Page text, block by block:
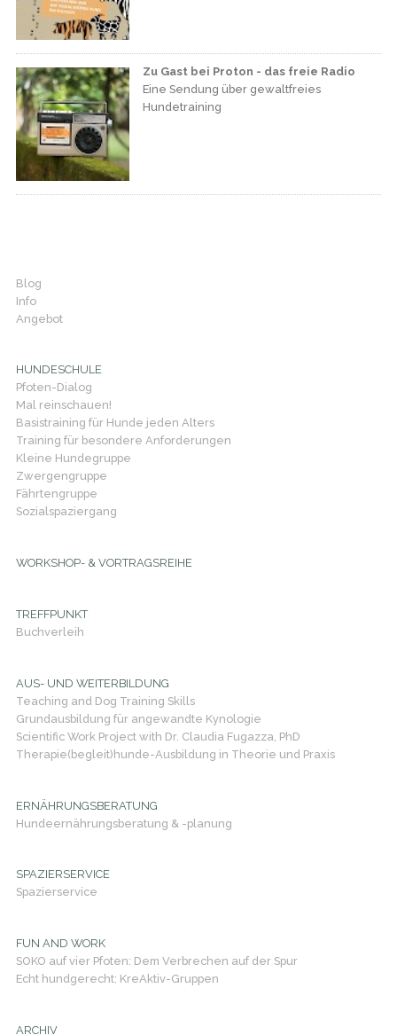
Zu Gast bei Proton - das freie Radio
Eine Sendung über gewaltfreies
Hundetraining
Blog
Info
Angebot
HUNDESCHULE
Pfoten-Dialog
Mal reinschauen!
Basistraining für Hunde jeden Alters
Training für besondere Anforderungen
Kleine Hundegruppe
Zwergengruppe
Fährtengruppe
Sozialspaziergang
WORKSHOP- & VORTRAGSREIHE
TREFFPUNKT
Buchverleih
AUS- UND WEITERBILDUNG
Teaching and Dog Training Skills
Grundausbildung für angewandte Kynologie
Scientific Work Project with Dr. Claudia Fugazza, PhD
Therapie(begleit)hunde-Ausbildung in Theorie und Praxis
ERNÄHRUNGSBERATUNG
Hundeernährungsberatung & -planung
SPAZIERSERVICE
Spazierservice
FUN AND WORK
SOKO auf vier Pfoten: Dem Verbrechen auf der Spur
Echt hundgerecht: KreAktiv-Gruppen
ARCHIV